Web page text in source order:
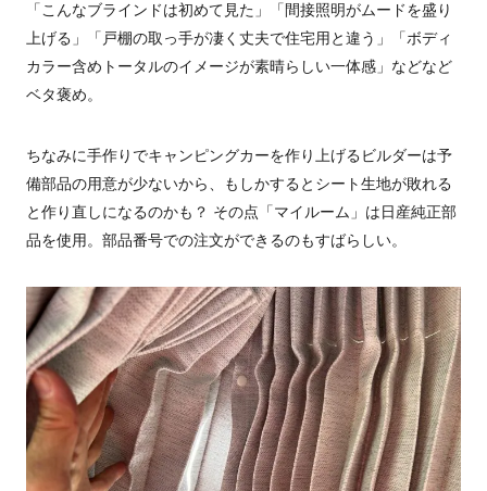
「こんなブラインドは初めて見た」「間接照明がムードを盛り
上げる」「戸棚の取っ手が凄く丈夫で住宅用と違う」「ボディ
カラー含めトータルのイメージが素晴らしい一体感」などなど
ベタ褒め。
ちなみに手作りでキャンピングカーを作り上げるビルダーは予
備部品の用意が少ないから、もしかするとシート生地が敗れる
と作り直しになるのかも？ その点「マイルーム」は日産純正部
品を使用。部品番号での注文ができるのもすばらしい。